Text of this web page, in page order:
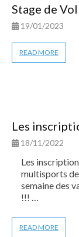
Stage de
19/01/2023
READ MORE
Les
18/11/2022
Les
multisports
semaine des
!!! …
READ MORE